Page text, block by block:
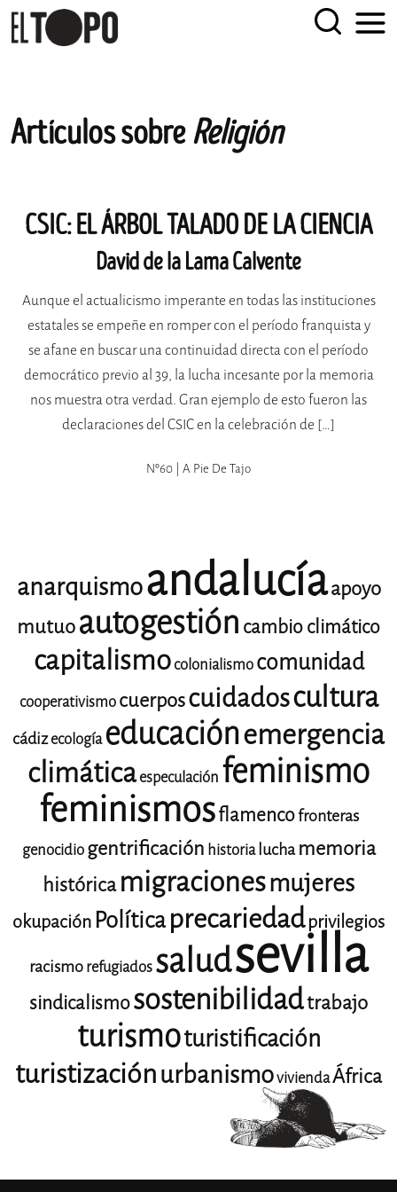
Skip
toArtículos sobreReligión
CSIC: EL ÁRBOL TALADO DE LA CIENCIA
David de la Lama Calvente
Aunque el actualicismo imperante en todas las instituciones
estatales se empeñe en romper con el período franquista y
se afane en buscar una continuidad directa con el período
democrático previo al 39, la lucha incesante por la memoria
nos muestra otra verdad. Gran ejemplo de esto fueron las
declaraciones del CSIC en la celebración de […]
Nº60 | A Pie De Tajo
anarquismoandalucíaapoyo
mutuoautogestión cambio climático
capitalismocolonialismocomunidad
cooperativismocuerposcuidadoscultura
cádizecología educaciónemergencia
climáticaespeculación feminismo
feminismosflamencofronteras
genocidiogentrificación historia lucha memoria
histórica migracionesmujeres
okupaciónPolíticaprecariedadprivilegios
racismorefugiadossaludsevilla
sindicalismosostenibilidadtrabajo
turismoturistificación
turistizaciónurbanismoviviendaÁfrica